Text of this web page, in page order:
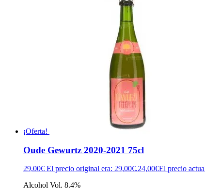
¡Oferta!
Oude Gewurtz 2020-2021 75cl
29,00€ El precio original era: 29,00€.24,00€El precio
Alcohol Vol. 8.4%